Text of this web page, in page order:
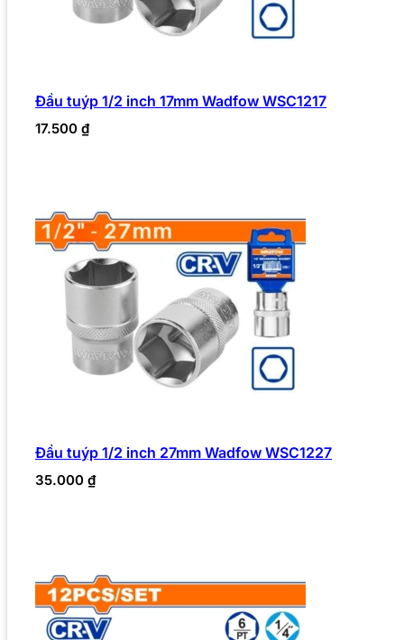
Đầu tuýp 1/2 inch 17mm Wadfow WSC1217
17.500 ₫
Đầu tuýp 1/2 inch 27mm Wadfow WSC1227
35.000 ₫